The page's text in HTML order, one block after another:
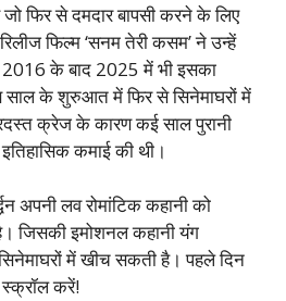
जो फिर से दमदार बापसी करने के लिए
फिल्म ‘सनम तेरी कसम’ ने उन्हें
2016 के बाद 2025 में भी इसका
के शुरुआत में फिर से सिनेमाघरों में
क्रेज के कारण कई साल पुरानी
कमाई की थी।
अपनी लव रोमांटिक कहानी को
जिसकी इमोशनल कहानी यंग
में खीच सकती है। पहले दिन
स्क्रॉल करें!